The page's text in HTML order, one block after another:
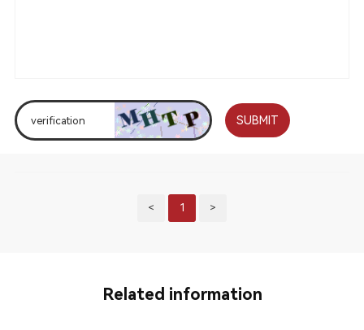
SUBMIT
< 1 >
Related information